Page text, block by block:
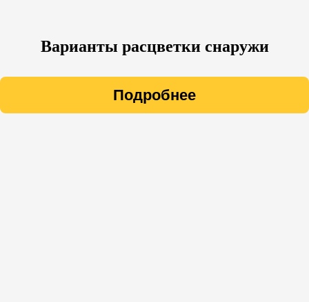
Варианты расцветки снаружи
Подробнее